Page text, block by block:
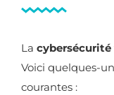
La cybersécurité
Voici quelques-
courantes :